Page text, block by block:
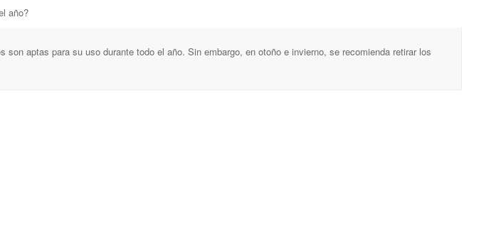
año?
son aptas para su uso durante todo el año. Sin embargo, en otoño e invierno, se recomienda retirar los